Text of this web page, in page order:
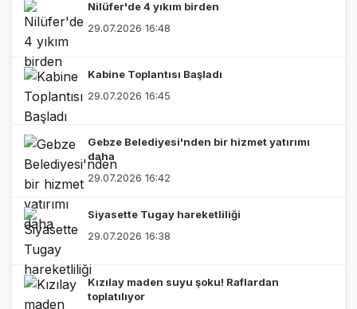
Nilüfer'de 4 yıkım birden
29.07.2026 16:48
Kabine Toplantısı Başladı
29.07.2026 16:45
Gebze Belediyesi'nden bir hizmet yatırımı
daha
29.07.2026 16:42
Siyasette Tugay hareketliliği
29.07.2026 16:38
Kızılay maden suyu şoku! Raflardan
toplatılıyor